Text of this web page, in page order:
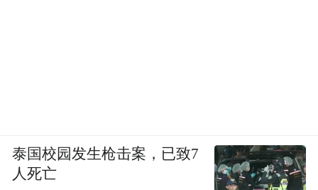
泰国校园发生枪击案，已致7
人死亡